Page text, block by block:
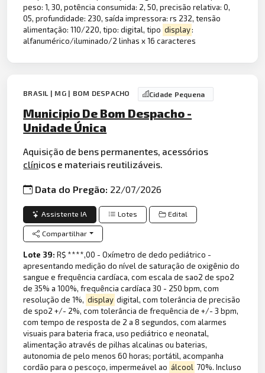
peso: 1, 30, potência consumida: 2, 50, precisão relativa: 0,
05, profundidade: 230, saída impressora: rs 232, tensão
alimentação: 110/220, tipo: digital, tipo display:
alfanumérico/iluminado/2 linhas x 16 caracteres
BRASIL | MG | BOM DESPACHO Cidade Pequena
Municipio De Bom Despacho -
Unidade Única
Aquisição de bens permanentes, acessórios
clínicos e materiais reutilizáveis.
Data do Pregão: 22/07/2026
Assistente IA Lotes Edital
Compartilhar
Lote 39:R$ ****,00 - Oxímetro de dedo pediátrico -
apresentando medição do nível de saturação de oxigênio do
sangue e frequência cardíaca, com escala de sao2 de spo2
de 35% a 100%, frequência cardíaca 30 - 250 bpm, com
resolução de 1%, display digital, com tolerância de precisão
de spo2 +/- 2%, com tolerância de frequência de +/- 3 bpm,
com tempo de resposta de 2 a 8 segundos, com alarmes
visuais para bateria fraca, uso pediátrico e neonatal,
alimentação através de pilhas alcalinas ou baterias,
autonomia de pelo menos 60 horas; portátil, acompanha
cordão para o pescoço, impermeável ao álcool 70%. Incluso